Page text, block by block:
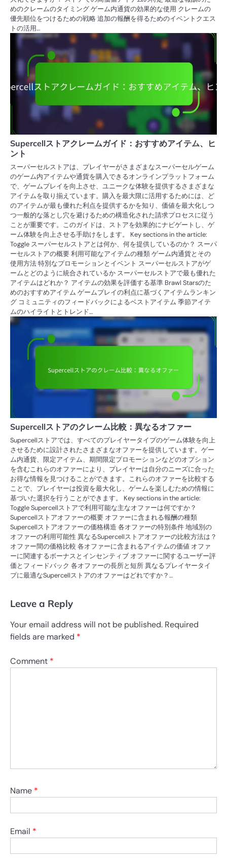
めのクレームのタイミング ゲーム内通貨の効果的な使用 クレームの
優先順位をつけるための戦略 追加の報酬を得るためのイベントクエス
トの活用…
Supercellストアクレームガイド：おすすめアイテム、ヒ
ント
スーパーセルストアは、プレイヤーがさまざまなスーパーセルゲーム
のゲーム内アイテムや通貨を購入できるオンラインプラットフォーム
で、ゲームプレイを向上させ、ユニークな体験を提供するさまざまな
アイテムを取り揃えています。購入を最大限に活用するためには、ど
のアイテムが最も優れた利点を提供するかを知り、価値を最大化しつ
つ一般的な落とし穴を避けるための構造化された請求プロセスに従う
ことが重要です。このガイドは、ストアを効果的にナビゲートし、ゲ
ーム体験を向上させる手助けをします。 Key sections in the article:
Toggle スーパーセルストアとは何か、何を提供しているのか？ スーパ
ーセルストアの概要 利用可能なアイテムの種類 ゲーム内通貨とその
使用方法 特別なプロモーションとイベント スーパーセルストアがゲ
ームとどのように統合されているか スーパーセルストアで最も優れた
アイテムはどれか？ アイテムの効果を評価する基準 Brawl Starsのた
めのおすすめアイテム ゲームプレイの利点に基づくアイテムランキン
グ コミュニティのフィードバックによるベストアイテム 季節アイテ
ムのハイライトとトレンド…
Supercellストアのクレーム比較：異なるオファー
Supercellストアでは、すべてのプレイヤータイプのゲーム体験を向上
させるために設計されたさまざまなオファーを提供しています。ゲー
ム内通貨、限定アイテム、期間限定プロモーションなどのオプション
を含むこれらのオファーにより、プレイヤーは自分のニーズに合った
お得な情報を見つけることができます。これらのオファーを比較する
ことで、プレイヤーは投資を最大化し、ゲームを楽しむための情報に
基づいた選択を行うことができます。 Key sections in the article:
Toggle Supercellストアで利用可能な主なオファーは何ですか？
Supercellストアオファーの概要 オファーに含まれる報酬の種類
Supercellストアオファーの価格構造 各オファーの特別条件 地域別の
オファーの利用可能性 異なるSupercellストアオファーの比較方法は？
オファー間の価格比較 各オファーに含まれるアイテムの価値 オファ
ーに関連するボーナスとインセンティブ オファーに関するユーザー評
価とフィードバック 各オファーの長所と短所 異なるプレイヤータイ
プに最適なSupercellストアのオファーはどれですか？…
Leave a Reply
Your email address will not be published. Required
fields are marked *
Comment *
Name *
Email *